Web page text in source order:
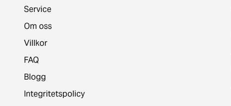
Service
Om oss
Villkor
FAQ
Blogg
Integritetspolicy